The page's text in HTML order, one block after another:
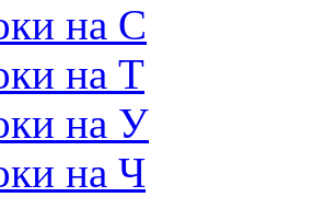
на С
на Т
на У
на Ч